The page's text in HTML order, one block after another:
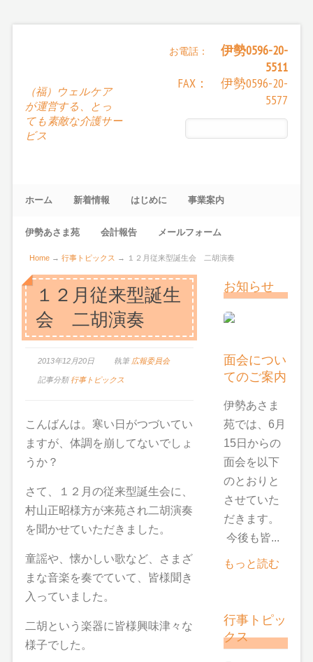
（福）ウェルケア
が運営する、とっ
ても素敵な介護サー
ビス
お電話：
伊勢0596-20-
5511
FAX： 伊勢0596-20-
5577
ホーム 新着情報 はじめに 事業案内
伊勢あさま苑 会計報告 メールフォーム
Home →行事トピックス → １２月従来型誕生会 二胡演奏
１２月従来型誕生
会 二胡演奏
2013年12月20日 執筆 広報委員会
記事分類 行事トピックス
こんばんは。寒い日がつづいてい
ますが、体調を崩してないでしょ
うか？
さて、１２月の従来型誕生会に、
村山正昭様方が来苑され二胡演奏
を聞かせていただきました。
童謡や、懐かしい歌など、さまざ
まな音楽を奏でていて、皆様聞き
入っていました。
二胡という楽器に皆様興味津々な
様子でした。
お知らせ
面会につい
てのご案内
伊勢あさま
苑では、6月
15日からの
面会を以下
のとおりと
させていた
だきます。
今後も皆...
もっと読む
行事トピッ
クス